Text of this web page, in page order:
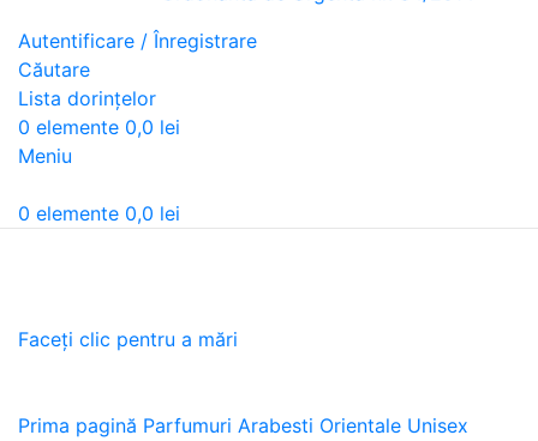
Autentificare / Înregistrare
Căutare
Lista dorințelor
0 elemente 0,0 lei
Meniu
0 elemente 0,0 lei
Faceți clic pentru a mări
Prima pagină Parfumuri Arabesti Orientale Unisex